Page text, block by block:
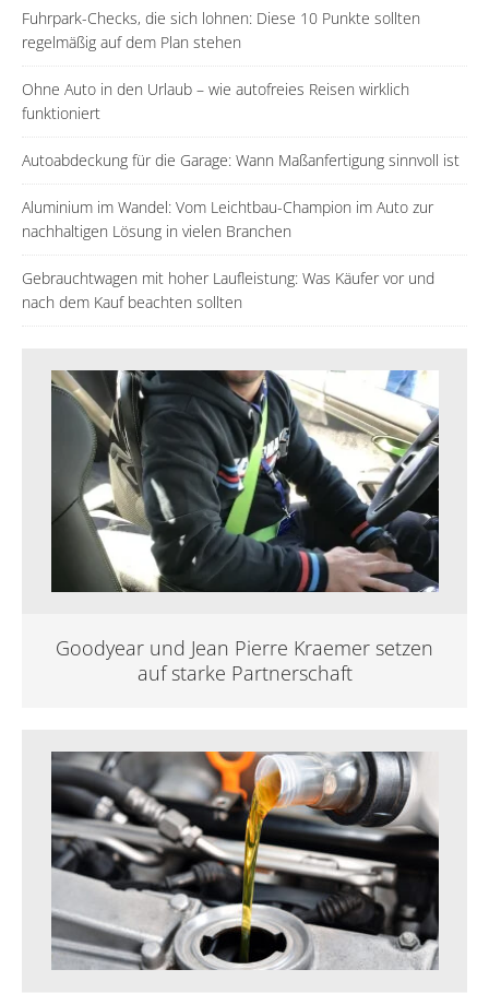
Fuhrpark-Checks, die sich lohnen: Diese 10 Punkte sollten
regelmäßig auf dem Plan stehen
Ohne Auto in den Urlaub – wie autofreies Reisen wirklich
funktioniert
Autoabdeckung für die Garage: Wann Maßanfertigung sinnvoll ist
Aluminium im Wandel: Vom Leichtbau-Champion im Auto zur
nachhaltigen Lösung in vielen Branchen
Gebrauchtwagen mit hoher Laufleistung: Was Käufer vor und
nach dem Kauf beachten sollten
Goodyear und Jean Pierre Kraemer setzen
auf starke Partnerschaft